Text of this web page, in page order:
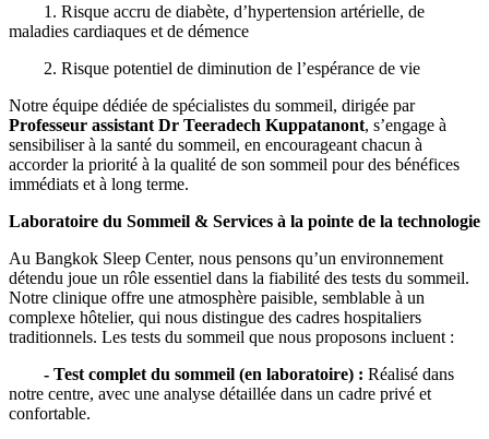
1. Risque accru de diabète, d’hypertension artérielle, de
maladies cardiaques et de démence
2. Risque potentiel de diminution de l’espérance de vie
Notre équipe dédiée de spécialistes du sommeil, dirigée par
Professeur assistant Dr Teeradech Kuppatanont, s’engage à
sensibiliser à la santé du sommeil, en encourageant chacun à
accorder la priorité à la qualité de son sommeil pour des bénéfices
immédiats et à long terme.
Laboratoire du Sommeil & Services à la pointe de la technologie
Au Bangkok Sleep Center, nous pensons qu’un environnement
détendu joue un rôle essentiel dans la fiabilité des tests du sommeil.
Notre clinique offre une atmosphère paisible, semblable à un
complexe hôtelier, qui nous distingue des cadres hospitaliers
traditionnels. Les tests du sommeil que nous proposons incluent :
- Test complet du sommeil (en laboratoire) : Réalisé dans
notre centre, avec une analyse détaillée dans un cadre privé et
confortable.